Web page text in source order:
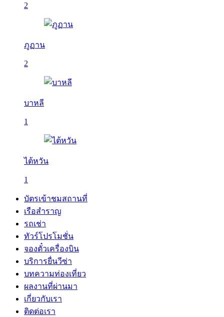
2
ภูฏาน
2
บาหลี
1
ไต้หวัน
1
บัตรเข้าชมสถานที่
เรือสำราญ
รถเช่า
ทัวร์โปรโมชั่น
จองตั๋วเครื่องบิน
บริการยื่นวีซ่า
บทความท่องเที่ยว
ผลงานที่ผ่านมา
เกี่ยวกับเรา
ติดต่อเรา